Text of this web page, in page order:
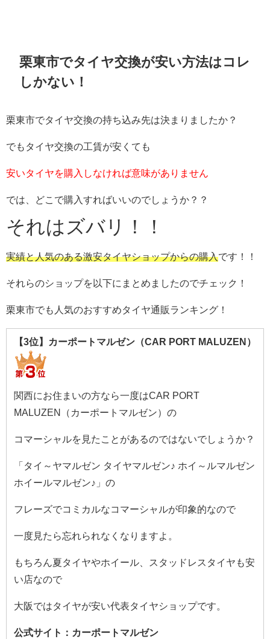
栗東市でタイヤ交換が安い方法はコレ
しかない！
栗東市でタイヤ交換の持ち込み先は決まりましたか？
でもタイヤ交換の工賃が安くても
安いタイヤを購入しなければ意味がありません
では、どこで購入すればいいのでしょうか？？
それはズバリ！！
実績と人気のある激安タイヤショップからの購入です！！
それらのショップを以下にまとめましたのでチェック！
栗東市でも人気のおすすめタイヤ通販ランキング！
【3位】カーポートマルゼン（CAR PORT MALUZEN）
関西にお住まいの方なら一度はCAR PORT
MALUZEN（カーポートマルゼン）の
コマーシャルを見たことがあるのではないでしょうか？
「タイ～ヤマルゼン タイヤマルゼン♪ ホイ～ルマルゼン
ホイールマルゼン♪」の
フレーズでコミカルなコマーシャルが印象的なので
一度見たら忘れられなくなりますよ。
もちろん夏タイヤやホイール、スタッドレスタイヤも安
い店なので
大阪ではタイヤが安い代表タイヤショップです。
公式サイト：カーポートマルゼン